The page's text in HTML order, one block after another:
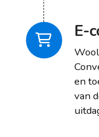
E-
en
van